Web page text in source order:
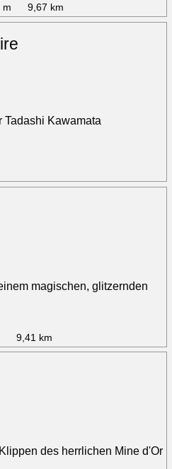
m 9,67 km
Tadashi Kawamata
magischen, glitzernden
9,41 km
des herrlichen Mine d'Or